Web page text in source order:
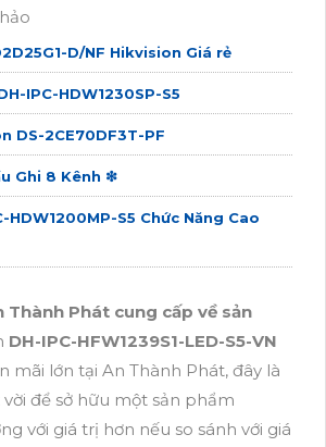
D/NF Hikvision Giá rẻ
IPC-HDW1230SP-S5
DS-2CE70DF3T-PF
Ghi 8 Kênh ❇
HDW1200MP-S5 Chức Năng Cao
Thành Phát cung cấp về sản
DH-IPC-HFW1239S1-LED-S5-VN
mãi lớn tại An Thành Phát, đây là
để sở hữu một sản phẩm
với giá trị hơn nếu so sánh với giá